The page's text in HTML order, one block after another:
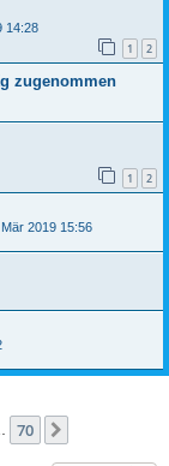
14:28
1 2
zugenommen
1 2
2019 15:56
70